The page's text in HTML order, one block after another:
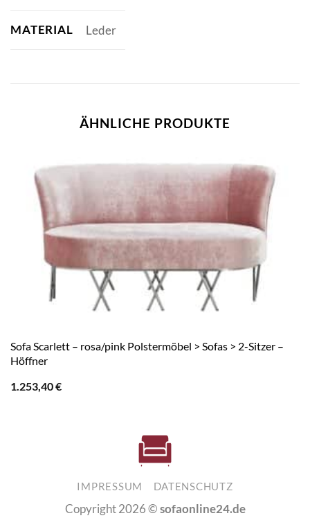
MATERIAL Leder
ÄHNLICHE PRODUKTE
Sofa Scarlett – rosa/pink Polstermöbel > Sofas > 2-Sitzer –
Höffner
1.253,40€
IMPRESSUM DATENSCHUTZ
Copyright 2026 ©sofaonline24.de